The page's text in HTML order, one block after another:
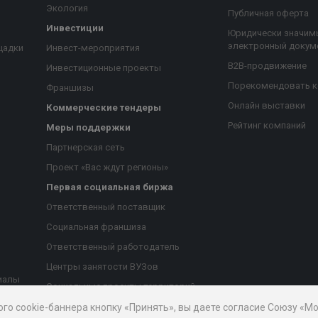
Экология
Инвестиции
Инвест-мероприятия
Инвестиционные проекты
Франшизы
Коммерческие тендеры
Меры поддержки
Партнерская сеть
Проект «Вас ждут регионы»
Первая социальная биржа
Ответственный поставщик
Социальная франшиза
Ответственный работодатель
Центры занятости ВУЗов
Социальные проекты территорий
Благотворительный проект
Публичная оферта
Юридически
электронный
B2B-продвижение
Порекомендовать
Онлайн выставки
Рейтинг компаний
cookie-баннера кнопку «Принять», вы даете согласие Союзу